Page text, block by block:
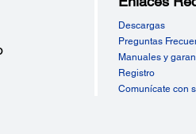
Descargas
Preguntas
Manuales y
Registro
Comunícate con